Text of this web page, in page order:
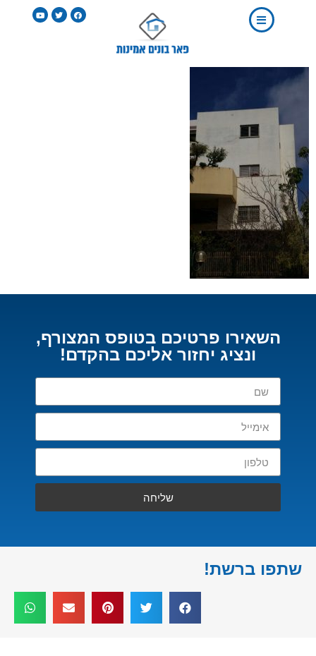
השאירו פרטיכם בטופס המצורף,
ונציג יחזור אליכם בהקדם!
שליחה
שתפו ברשת!